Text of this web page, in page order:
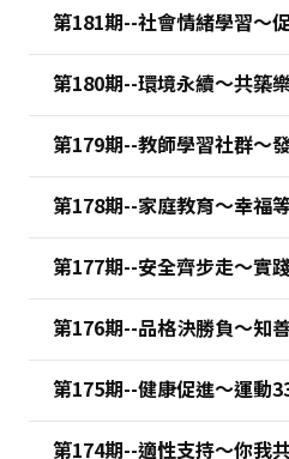
第181期--社會情緒學習～
第180期--環境永續～共築
第179期--教師學習社群～
第178期--家庭教育～幸福
第177期--安全齊步走～實
第176期--品格決勝負～知
第175期--健康促進～運動
第174期--適性支持～你我